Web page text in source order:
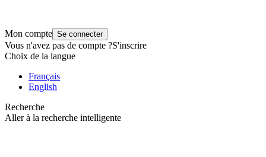
Mon compte Se connecter
Vous n'avez pas de compte ?S'inscrire
Choix de la langue
Français
English
Recherche
Aller à la recherche intelligente